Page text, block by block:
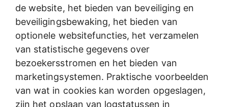
de website, het bieden van beveiliging en
beveiligingsbewaking, het bieden van
optionele websitefuncties, het verzamelen
van statistische gegevens over
bezoekersstromen en het bieden van
marketingsystemen. Praktische voorbeelden
van wat in cookies kan worden opgeslagen,
zijn het opslaan van logstatussen in